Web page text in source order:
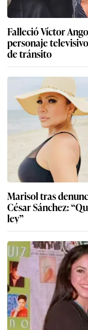
Falleció Víctor
personaje
de tránsito
Marisol tras
César Sánchez:
ley”